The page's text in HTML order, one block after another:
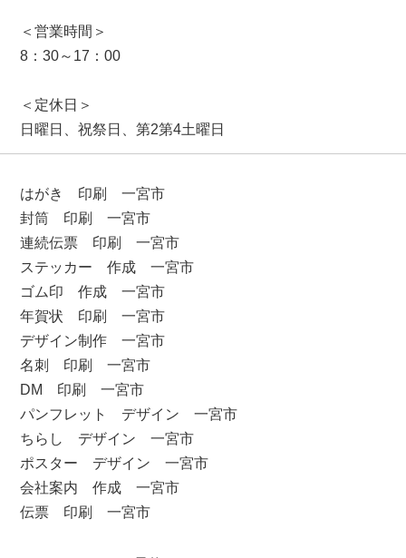
はがき 印刷 一宮市
封筒 印刷 一宮市
連続伝票 印刷 一宮市
ステッカー 作成 一宮市
ゴム印 作成 一宮市
年賀状 印刷 一宮市
デザイン制作 一宮市
名刺 印刷 一宮市
DM 印刷 一宮市
パンフレット デザイン 一宮市
ちらし デザイン 一宮市
ポスター デザイン 一宮市
会社案内 作成 一宮市
伝票 印刷 一宮市
＜営業時間＞
8：30～17：00
＜定休日＞
日曜日、祝祭日、第2第4土曜日